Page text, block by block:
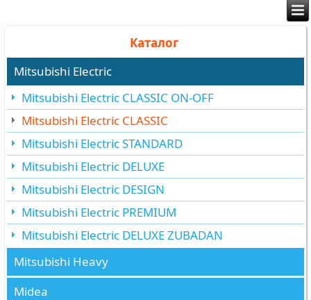
Каталог
Mitsubishi Electric
Mitsubishi Electric CLASSIC ON-OFF
Mitsubishi Electric CLASSIC
Mitsubishi Electric STANDARD
Mitsubishi Electric DELUXE
Mitsubishi Electric DESIGN
Mitsubishi Electric PREMIUM
Mitsubishi Electric DELUXE ZUBADAN
Mitsubishi Heavy
Midea